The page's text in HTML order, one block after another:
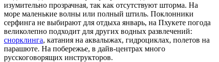
изумительно прозрачная, так как отсутствуют шторма. На
море маленькие волны или полный штиль. Поклонники
серфинга не выбирают для отдыха январь, на Пхукете погода
великолепно подходит для других водных развлечений:
снорклинга, катания на аквалыжах, гидроциклах, полетов на
парашюте. На побережье, в дайв-центрах много
русскоговорящих инструкторов.